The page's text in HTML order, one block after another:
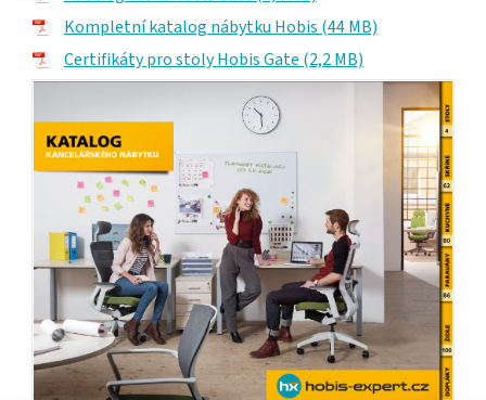
Kompletní katalog nábytku Hobis (44 MB)
Certifikáty pro stoly Hobis Gate (2,2 MB)